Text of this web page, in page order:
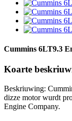
Cummins 6LT9.3
Koarte
Beskriuwing:
dizze motor wurdt
Engine Company.